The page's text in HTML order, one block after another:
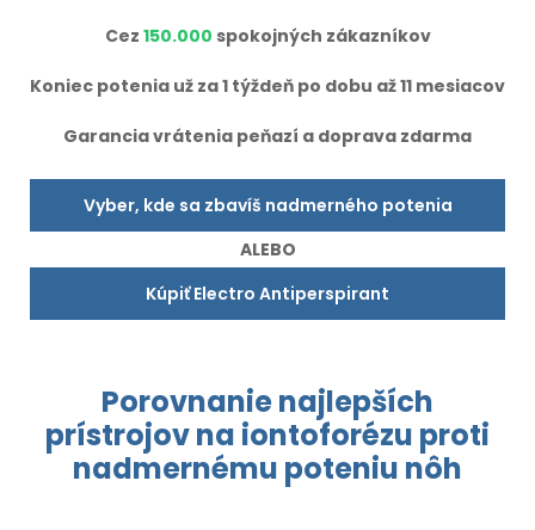
Cez 150.000 spokojných zákazníkov
Koniec potenia už za 1 týždeň po dobu až 11 mesiacov
Garancia vrátenia peňazí a doprava zdarma
Vyber, kde sa zbavíš nadmerného potenia
ALEBO
Kúpiť Electro Antiperspirant
Porovnanie najlepších
prístrojovna iontoforézu proti
nadmernému poteniu nôh